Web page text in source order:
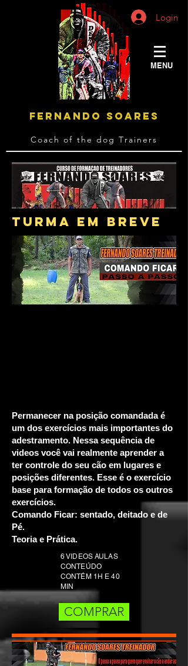
Login
MENU
FERNANDO SOARES
Coach of the dog Trainers
turma em breve
Permanecer na posição comandada é
um dos exercícios mais importantes do
adestramento. Nessa sequência de
videos você vai realmente aprender a
ter controle do seu cão em lugares e
posições diferentes. Esse é o exercício
base para formação de todos os outros
exercícios.
Comando Ficar: sentado, deitado e de
Pé.
Teoria e Prática.
6 VIDEOS AULAS
CONTEÚDO
CONTÉM 1H E 40
MIN
COMPRAR